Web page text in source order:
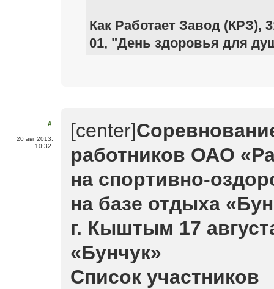
Как Работает Завод (КРЗ),
01, "День здоровья для
#
20 авг 2013,
10:32
[center]
работников ОАО
на спортивно-
на базе отдыха
г. Кыштым 17
«Бунчук»
Список участников